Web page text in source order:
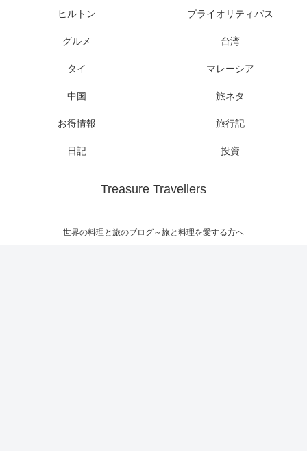
Treasure Travellers
世界の料理と旅のブログ～旅と料理を愛する方へ
ヒルトン プライオリティパス
グルメ 台湾
タイ マレーシア
中国 旅ネタ
お得情報 旅行記
日記 投資